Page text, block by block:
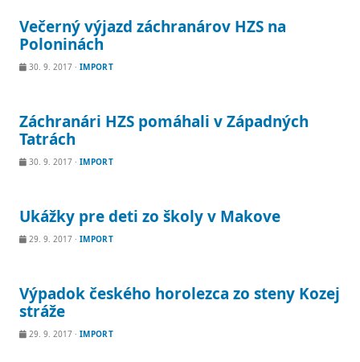
Večerný výjazd záchranárov HZS na
Poloninách
30. 9. 2017 · IMPORT
Záchranári HZS pomáhali v Západných
Tatrách
30. 9. 2017 · IMPORT
Ukážky pre deti zo školy v Makove
29. 9. 2017 · IMPORT
Výpadok českého horolezca zo steny Kozej
stráže
29. 9. 2017 · IMPORT